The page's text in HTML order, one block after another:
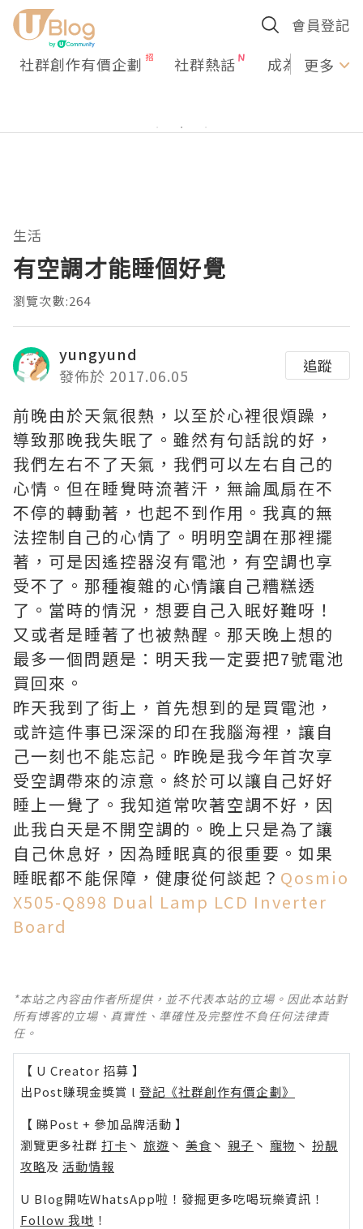
會員登記
社群創作有價企劃 社群熱話 成為U更多
生活
有空調才能睡個好覺
瀏覽次數:264
yungyund
發佈於 2017.06.05
追蹤
前晚由於天氣很熱，以至於心裡很煩躁，
導致那晚我失眠了。雖然有句話說的好，
我們左右不了天氣，我們可以左右自己的
心情。但在睡覺時流著汗，無論風扇在不
不停的轉動著，也起不到作用。我真的無
法控制自己的心情了。明明空調在那裡擺
著，可是因遙控器沒有電池，有空調也享
受不了。那種複雜的心情讓自己糟糕透
了。當時的情況，想要自己入眠好難呀！
又或者是睡著了也被熱醒。那天晚上想的
最多一個問題是：明天我一定要把7號電池
買回來。
昨天我到了街上，首先想到的是買電池，
或許這件事已深深的印在我腦海裡，讓自
己一刻也不能忘記。昨晚是我今年首次享
受空調帶來的涼意。終於可以讓自己好好
睡上一覺了。我知道常吹著空調不好，因
此我白天是不開空調的。晚上只是為了讓
自己休息好，因為睡眠真的很重要。如果
睡眠都不能保障，健康從何談起？ Qosmio
X505-Q898 Dual Lamp LCD Inverter
Board
*本站之內容由作者所提供，並不代表本站的立場。因此本站對
所有博客的立場、真實性、準確性及完整性不負任何法律責
任。
【 U Creator 招募 】
出Post賺現金獎賞 l 登記《社群創作有價企劃》
【 睇Post + 參加品牌活動 】
瀏覽更多社群 打卡 丶 旅遊 丶 美食 丶 親子 丶 寵物 丶 扮靚
攻略及 活動情報
U Blog開咗WhatsApp啦！發掘更多吃喝玩樂資訊！
Follow 我哋 ！